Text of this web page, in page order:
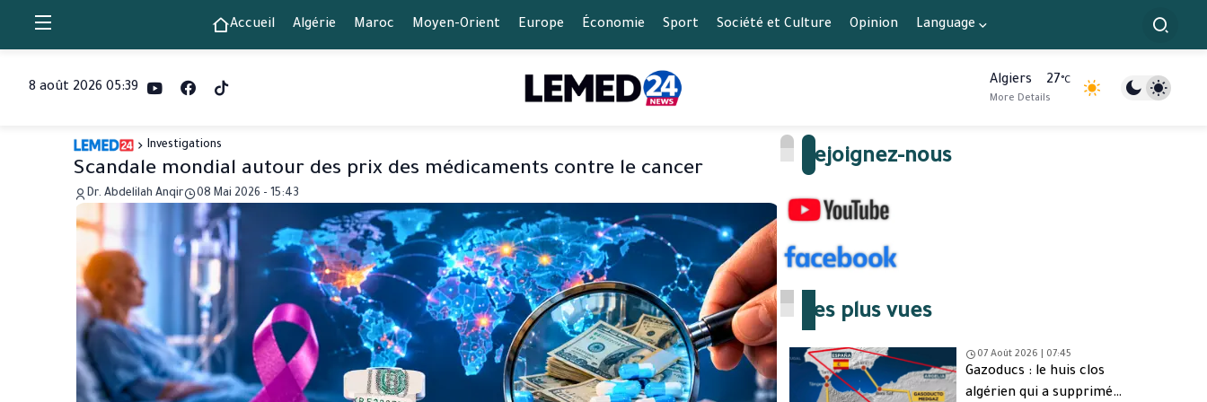
Accueil Algérie Maroc Moyen-Orient Europe Économie Sport Société et Culture Opinion Language
8 août 2026 05:39 Algiers 27°C
More Details
Investigations
Scandale mondial autour des prix des médicaments contre le cancer
Dr. Abdelilah Anqir 08 Mai 2026 - 15:43
Rejoignez-nous
Les plus vues
07 Août 2026 | 07:45
Gazoducs : le huis clos
algérien qui a supprimé